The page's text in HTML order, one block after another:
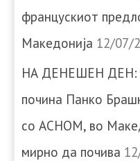
францускиот
Македонија 12/07/
НА ДЕНЕШЕН ДЕН:
почина Панко
со АСНОМ, во
мирно да почива